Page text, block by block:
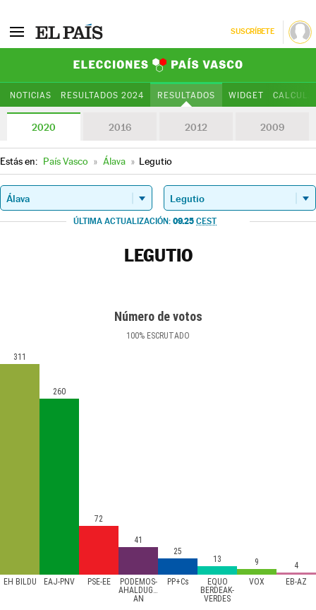
SUSCRÍBETE
NOTICIAS RESULTADOS 2024 RESULTADOS WIDGET
2020 2016 2012 2009
Estás en: País Vasco » Álava » Legutio
ÚLTIMA ACTUALIZACIÓN: 09.25 CEST
LEGUTIO
Número de votos
100% ESCRUTADO
EH BILDU EAJ-PNV PSE-EE
PODEMOS-
AHALDUGU/EZKER
AN
PP+Cs
EQUO
BERDEAK-
VERDES
VOX EB-AZ
311
260
72
41
25
13 9 4